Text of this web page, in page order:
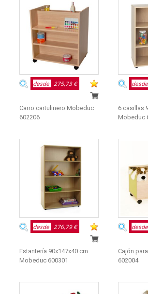
desde 275,73 €
Carro cartulinero Mobeduc
602206
desde
6 casillas
Mobeduc
desde 276,79 €
Estantería 90x147x40 cm.
Mobeduc 600301
desde
Cajón
602004